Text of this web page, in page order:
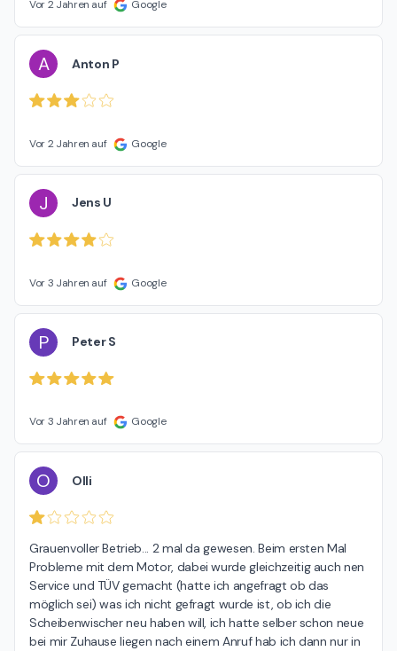
Vor 2 Jahren auf Google
A Anton P
Vor 2 Jahren auf Google
J Jens U
Vor 3 Jahren auf Google
P Peter S
Vor 3 Jahren auf Google
O Olli
Grauenvoller Betrieb... 2 mal da gewesen. Beim ersten Mal
Probleme mit dem Motor, dabei wurde gleichzeitig auch nen
Service und TÜV gemacht (hatte ich angefragt ob das
möglich sei) was ich nicht gefragt wurde ist, ob ich die
Scheibenwischer neu haben will, ich hatte selber schon neue
bei mir Zuhause liegen nach einem Anruf hab ich dann nur in